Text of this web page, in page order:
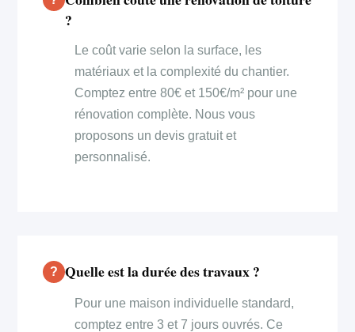
?
Le coût varie selon la surface, les
matériaux et la complexité du chantier.
Comptez entre 80€ et 150€/m² pour une
rénovation complète. Nous vous
proposons un devis gratuit et
personnalisé.
Quelle est la durée des travaux ?
Pour une maison individuelle standard,
comptez entre 3 et 7 jours ouvrés. Ce